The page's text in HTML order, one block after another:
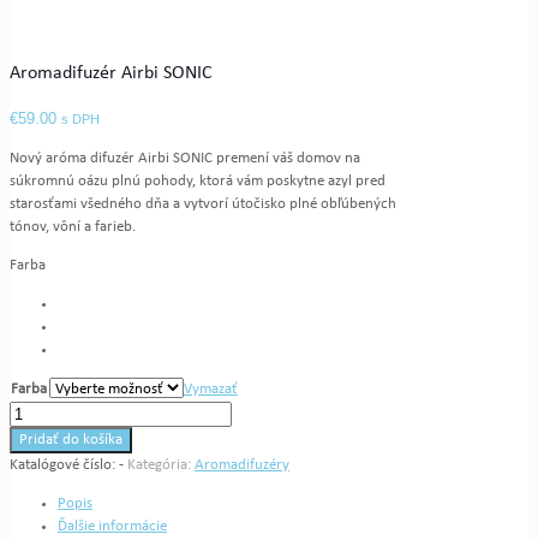
Aromadifuzér Airbi SONIC
€59.00 s DPH
Nový aróma difuzér Airbi SONIC premení váš domov na
súkromnú oázu plnú pohody, ktorá vám poskytne azyl pred
starosťami všedného dňa a vytvorí útočisko plné obľúbených
tónov, vôní a farieb.
Farba
Farba
Vymazať
množstvo
Aromadifuzér
Airbi
Pridať do košíka
Katalógové číslo: - Kategória: Aromadifuzéry
Popis
Ďalšie informácie